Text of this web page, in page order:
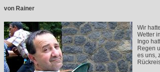
von Rainer
Wir
Wetter
Ingo
Regen
es uns,